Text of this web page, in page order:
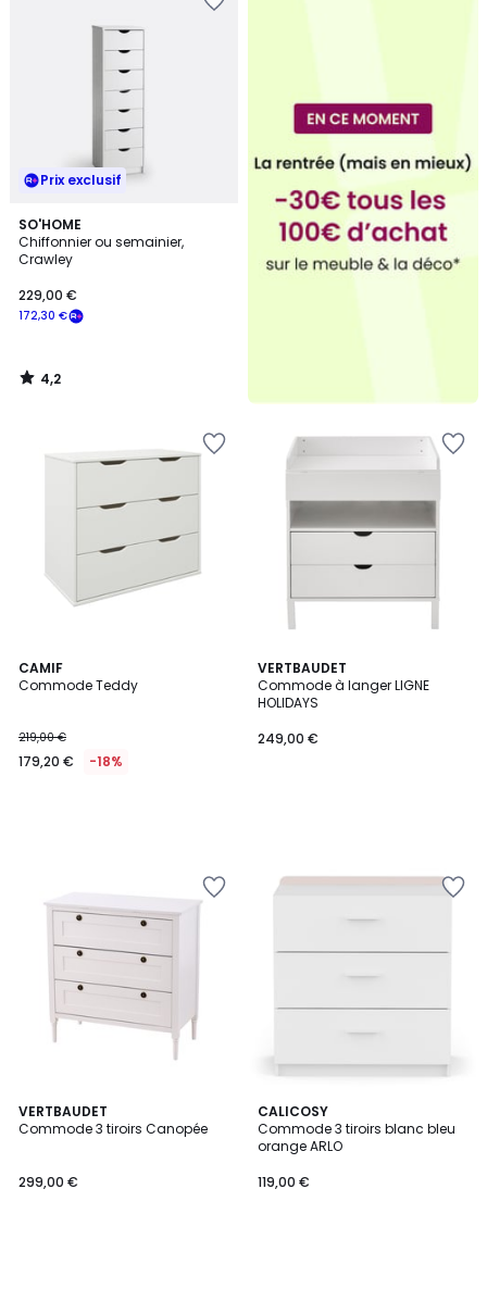
Prix exclusif
SO'HOME
Chiffonnier ou semainier,
Crawley
172,30 €
229,00 €
4,2
/ 5
4,2
/
CAMIF
Commode Teddy
219,00 €
179,20 € -18%
VERTBAUDET
Commode à langer LIGNE
HOLIDAYS
249,00 €
VERTBAUDET
Commode 3 tiroirs Canopée
299,00 €
CALICOSY
Commode 3 tiroirs blanc bleu
orange ARLO
119,00 €